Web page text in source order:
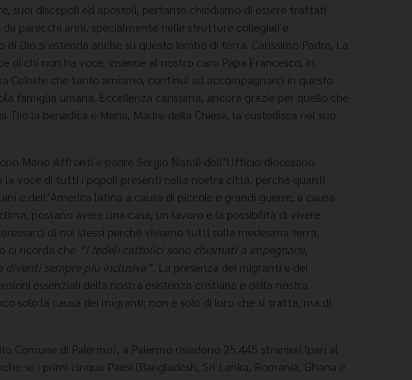
suoi discepoli ed apostoli, pertanto chiediamo di essere trattati
parecchi anni, specialmente nelle strutture collegiali e
Dio si estenda anche su questo lembo di terra. Carissimo Padre, La
chi non ha voce, insieme al nostro caro Papa Francesco, in
Celeste che tanto amiamo, continui ad accompagnarci in questo
famiglia umana. Eccellenza carissima, ancora grazie per quello che
la benedica e Maria, Madre della Chiesa, la custodisca nel suo
Mario Affronti e padre Sergio Natoli dell’Ufficio diocesano
la voce di tutti i popoli presenti nella nostra città, perché quanti
e dell’America latina a causa di piccole e grandi guerre, a causa
possano avere una casa, un lavoro e la possibilità di vivere
di noi stessi perché viviamo tutti sulla medesima terra,
ci ricorda che “I fedeli cattolici sono chiamati a impegnarsi,
diventi sempre più inclusiva”. La presenza dei migranti e dei
essenziali della nostra esistenza cristiana e della nostra
solo la causa dei migranti; non è solo di loro che si tratta, ma di
di Palermo), a Palermo risiedono 25.445 stranieri (pari al
se i primi cinque Paesi (Bangladesh, Sri Lanka, Romania, Ghana e